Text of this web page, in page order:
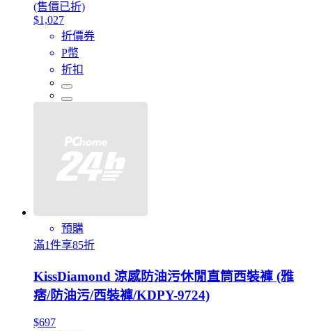
(售價已折)
$1,027
折價券
P幣
折扣
預購
滿1件享85折
KissDiamond 涼感防油污休閒直筒西裝褲 (雅
痞/防油污/西裝褲/KDPY-9724)
$697